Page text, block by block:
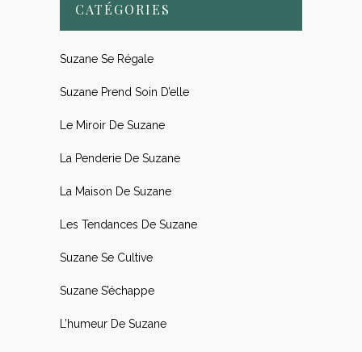
CATÉGORIES
Suzane Se Régale
Suzane Prend Soin D’elle
Le Miroir De Suzane
La Penderie De Suzane
La Maison De Suzane
Les Tendances De Suzane
Suzane Se Cultive
Suzane S’échappe
L’humeur De Suzane